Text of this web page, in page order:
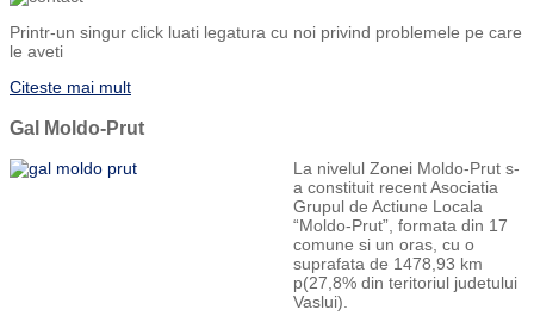
Printr-un singur click luati legatura cu noi privind problemele pe care
le aveti
Citeste mai mult
Gal Moldo-Prut
La nivelul Zonei Moldo-Prut s-
a constituit recent Asociatia
Grupul de Actiune Locala
“Moldo-Prut”, formata din 17
comune si un oras, cu o
suprafata de 1478,93 km
p(27,8% din teritoriul judetului
Vaslui).